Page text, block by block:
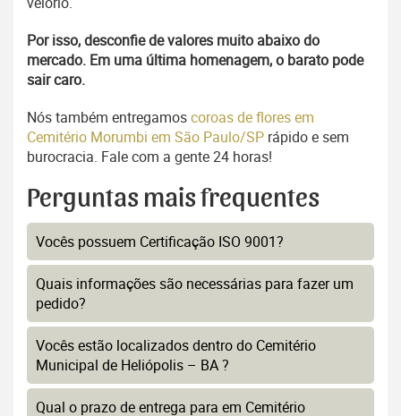
Por isso, desconfie de valores muito abaixo do
mercado. Em uma última homenagem, o barato pode
sair caro.
Nós também entregamoscoroas de flores em
Cemitério Morumbi em São Paulo/SP rápido e sem
burocracia. Fale com a gente 24 horas!
Perguntas mais frequentes
Vocês possuem Certificação ISO 9001?
Quais informações são necessárias para fazer um
pedido?
Vocês estão localizados dentro do Cemitério
Municipal de Heliópolis – BA ?
Qual o prazo de entrega para em Cemitério